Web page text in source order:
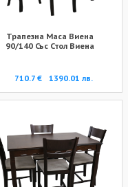
Трапезна Маса Виена
90/140 Със Стол Виена
710.7 € 1390.01 лв.